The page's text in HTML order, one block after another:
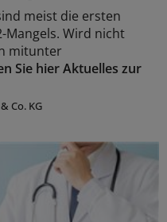
meist die ersten
Mangels. Wird nicht
mitunter
Sie hier Aktuelles zur
Co. KG